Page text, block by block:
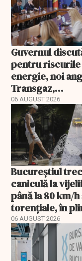
Guvernul
pentru
energie, noi
Transgaz,
Transelectrica
Hidroelectrica
programul
06 AUGUST 2026
Bucureștiul
caniculă la
până la 80 km/
torențiale, în
portocaliu
06 AUGUST 2026